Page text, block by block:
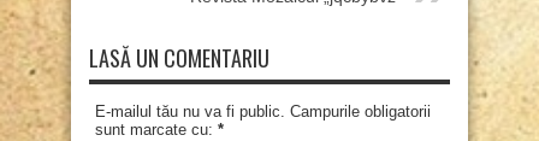
LASĂ UN COMENTARIU
E-mailul tău nu va fi public. Campurile obligatorii
sunt marcate cu: *